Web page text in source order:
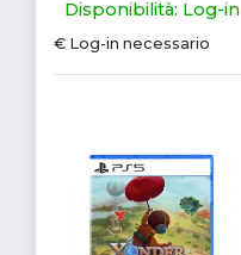
Disponibilità: Log-in
€ Log-in necessario